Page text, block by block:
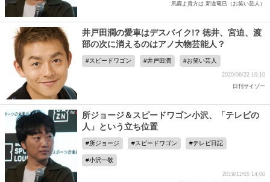
馬鹿よ貴方は 新道竜巳（お笑い芸人）
井戸田潤の愛車はデスバイク!? 徳井、宮迫、渡
部の次に消えるのはアノ大物芸能人？
スピードワゴン 井戸田潤 お笑い芸人
2020/06/22 10:10
日刊サイゾー
所ジョージ＆スピードワゴン小沢、「テレビの
人」という立ち位置
所ジョージ スピードワゴン テレビ日記
小沢一敬
2019/11/05 14:00